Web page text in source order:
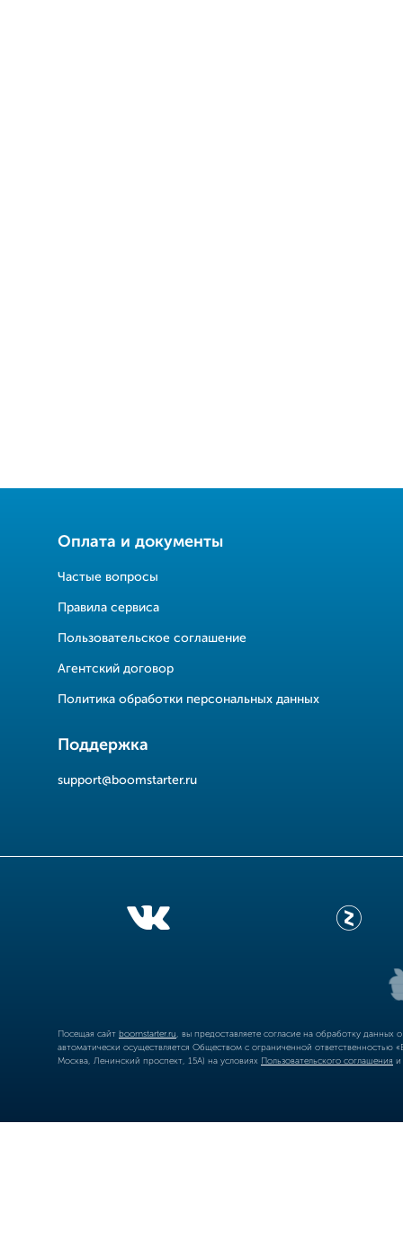
Оплата и документы
Частые вопросы
Правила сервиса
Пользовательское соглашение
Агентский договор
Политика обработки персональных данных
Поддержка
support@boomstarter.ru
Посещая сайт boomstarter.ru , вы предоставляете согласие на обработку
автоматически осуществляется Обществом с ограниченной
Москва, Ленинский проспект, 15А) на условиях Пользовательского соглашения и